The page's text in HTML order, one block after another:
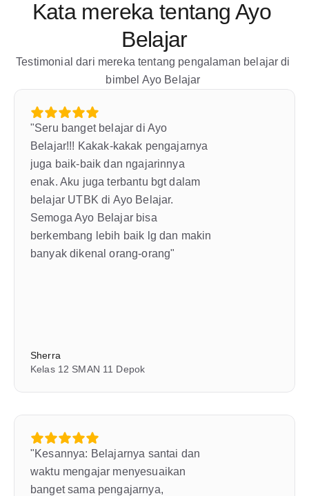
Kata mereka tentang Ayo
Belajar
Testimonial dari mereka tentang pengalaman belajar di
bimbel Ayo Belajar
"Seru banget belajar di Ayo
Belajar!!! Kakak-kakak pengajarnya
juga baik-baik dan ngajarinnya
enak. Aku juga terbantu bgt dalam
belajar UTBK di Ayo Belajar.
Semoga Ayo Belajar bisa
berkembang lebih baik lg dan makin
banyak dikenal orang-orang"
Sherra
Kelas 12 SMAN 11 Depok
"Kesannya: Belajarnya santai dan
waktu mengajar menyesuaikan
banget sama pengajarnya,